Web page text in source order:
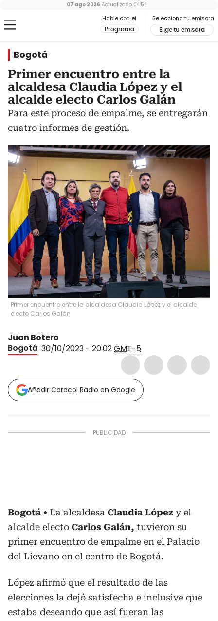
Hable con el
Programa
Selecciona tu emisora
Elige tu emisora
07 ago 2026 Actualizado 04:54
Bogotá
Primer encuentro entre la
alcaldesa Claudia López y el
alcalde electo Carlos Galán
Para este proceso de empalme, se entregarán
cuatro informes de gestión.
Primer encuentro entre la alcaldesa Claudia López y el alcalde
electo Carlos Galán
Juan Botero
Bogotá 30/10/2023 - 20:02GMT-5
Añadir Caracol Radio en Google
Bogotá La alcaldesa Claudia López y el
alcalde electo Carlos Galán, tuvieron su
primer encuentro de empalme en el Palacio
del Lievano en el centro de Bogotá.
López afirmó que el resultado de las
elecciones la dejó satisfecha e inclusive que
estaba deseando que así fueran las